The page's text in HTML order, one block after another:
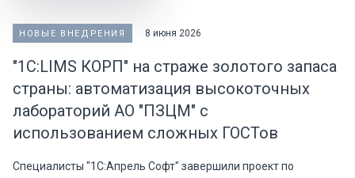
НОВЫЕ ВНЕДРЕНИЯ 8 июня 2026
"1С:LIMS КОРП" на страже золотого запаса
страны: автоматизация высокоточных
лабораторий АО "ПЗЦМ" с
использованием сложных ГОСТов
Специалисты "1С:Апрель Софт" завершили проект по